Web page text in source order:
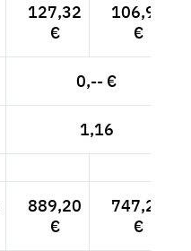
127,32
€
106,99
€
0,-- €
1,16
889,20
€
747,23
€